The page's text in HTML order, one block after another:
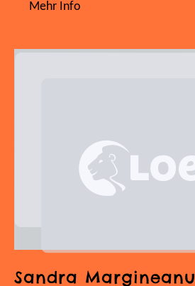
Mehr Info
Sandra Margineanu